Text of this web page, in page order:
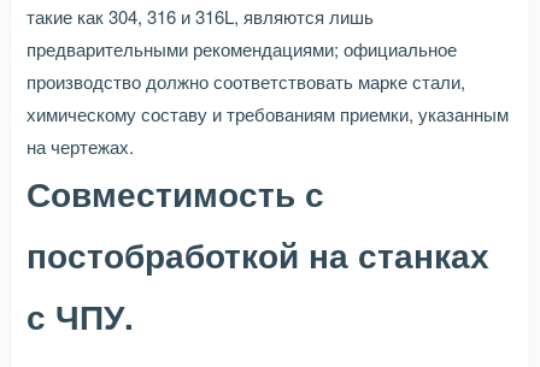
такие как 304, 316 и 316L, являются лишь
предварительными рекомендациями; официальное
производство должно соответствовать марке стали,
химическому составу и требованиям приемки, указанным
на чертежах.
Совместимость с
постобработкой на станках
с ЧПУ.